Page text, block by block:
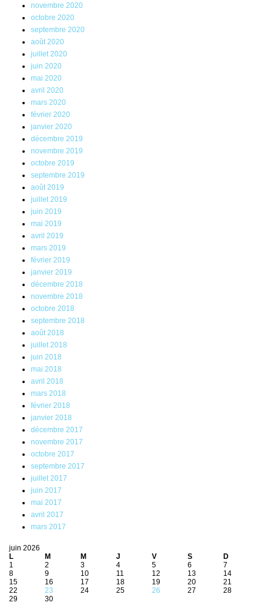
novembre 2020
octobre 2020
septembre 2020
août 2020
juillet 2020
juin 2020
mai 2020
avril 2020
mars 2020
février 2020
janvier 2020
décembre 2019
novembre 2019
octobre 2019
septembre 2019
août 2019
juillet 2019
juin 2019
mai 2019
avril 2019
mars 2019
février 2019
janvier 2019
décembre 2018
novembre 2018
octobre 2018
septembre 2018
août 2018
juillet 2018
juin 2018
mai 2018
avril 2018
mars 2018
février 2018
janvier 2018
décembre 2017
novembre 2017
octobre 2017
septembre 2017
juillet 2017
juin 2017
mai 2017
avril 2017
mars 2017
juin 2026
L
M M J V S
D
1
2 3 4 5 6
7
8
9 10 11 12 13
14
15
16 17 18 19 20
21
22
23 24 25 26 27
28
29
30